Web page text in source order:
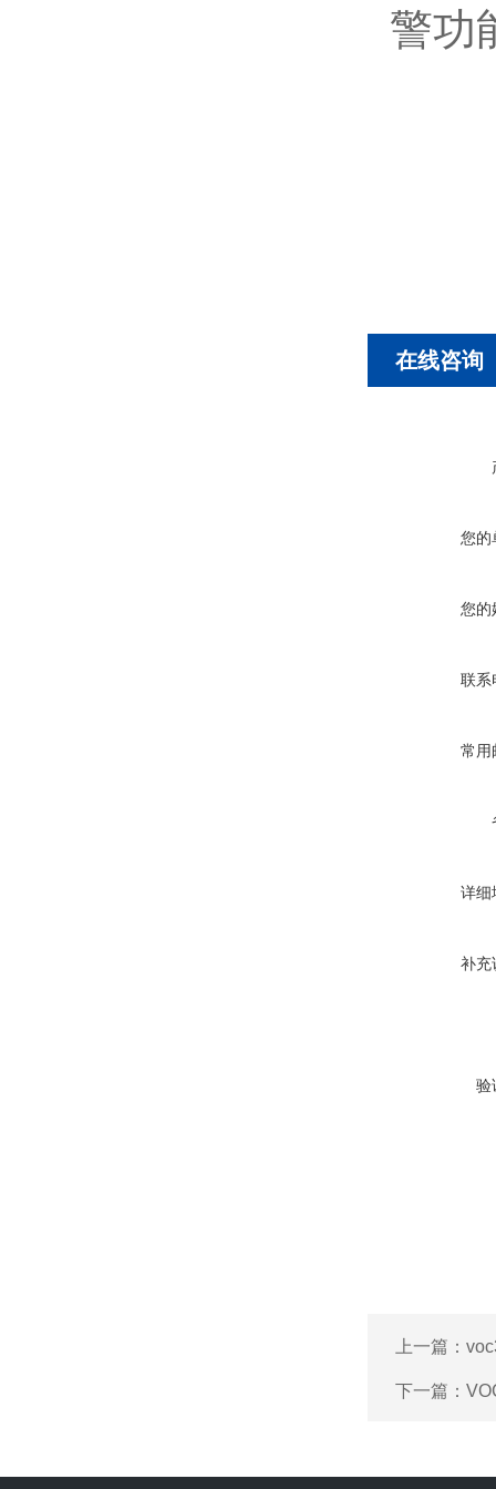
警功
在线咨询
您的
您的
联系
常用
详细
补充
验
上一篇：
下一篇：